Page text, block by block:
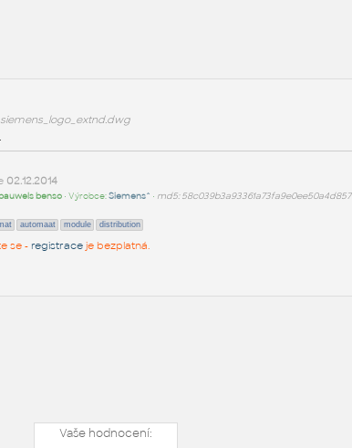
siemens_logo_extnd.dwg
02.12.2014
benso• Výrobce:Siemens^ • md5: 58c039b3a93361a73fa9e0ee50a4d857
automaat module distribution
se - registraceje bezplatná.
Vaše hodnocení: